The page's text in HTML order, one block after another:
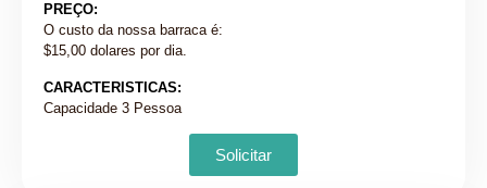
PREÇO:
O custo da nossa barraca é:
$15,00 dolares por dia.
CARACTERISTICAS:
Capacidade 3 Pessoa
Solicitar